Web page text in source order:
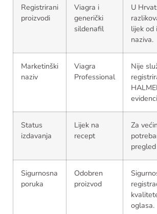
Registrirani
proizvodi
Viagra i
generički
sildenafil
U
lijek od
naziva.
Marketinški
naziv
Viagra
Professional
Nije
Status
izdavanja
Lijek na
recept
Za
Sigurnosna
poruka
Odobren
proizvod
oglasa.